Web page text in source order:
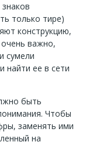
только тире)
конструкцию,
важно,
сумели
найти ее в сети
быть
Чтобы
заменять ими
на